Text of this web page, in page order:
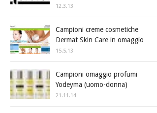
12.3.13
Campioni creme cosmetiche
Dermat Skin Care in omaggio
15.5.13
Campioni omaggio profumi
Yodeyma (uomo-donna)
21.11.14